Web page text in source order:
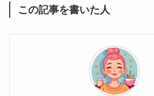
この記事を書いた人